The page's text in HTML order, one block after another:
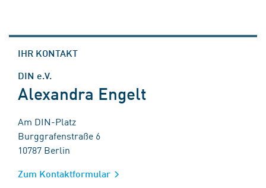
IHR KONTAKT
DIN e.V.
Alexandra Engelt
Am DIN-Platz
Burggrafenstraße 6
10787 Berlin
Zum Kontaktformular